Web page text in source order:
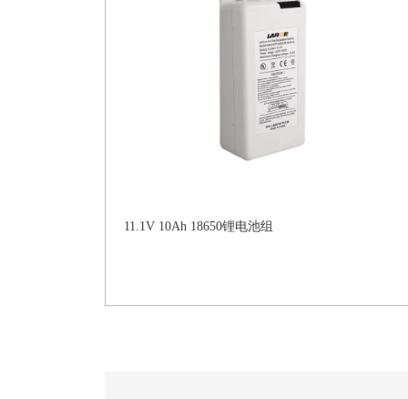
11.1V 10Ah 18650锂电池组